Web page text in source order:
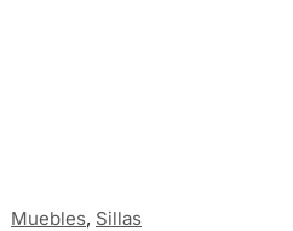
Muebles, Sillas